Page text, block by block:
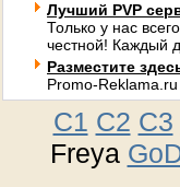
Лучший PVP
Только у нас
честной! Каждый
Разместите
Promo-Reklama.ru
C1 C2 C3
Freya